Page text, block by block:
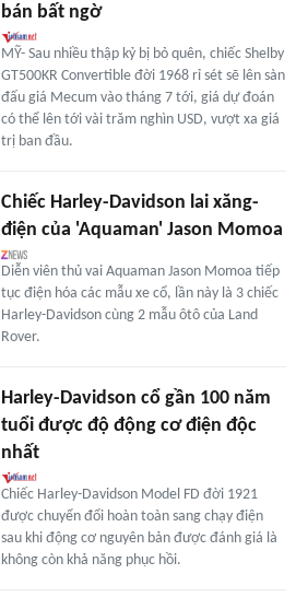
bán bất ngờ
MỸ- Sau nhiều thập kỷ bị bỏ quên, chiếc Shelby
GT500KR Convertible đời 1968 rỉ sét sẽ lên sàn
đấu giá Mecum vào tháng 7 tới, giá dự đoán
có thể lên tới vài trăm nghìn USD, vượt xa giá
trị ban đầu.
Chiếc Harley-Davidson lai xăng-
điện của 'Aquaman' Jason Momoa
Diễn viên thủ vai Aquaman Jason Momoa tiếp
tục điện hóa các mẫu xe cổ, lần này là 3 chiếc
Harley-Davidson cùng 2 mẫu ôtô của Land
Rover.
Harley-Davidson cổ gần 100 năm
tuổi được độ động cơ điện độc
nhất
Chiếc Harley-Davidson Model FD đời 1921
được chuyển đổi hoàn toàn sang chạy điện
sau khi động cơ nguyên bản được đánh giá là
không còn khả năng phục hồi.